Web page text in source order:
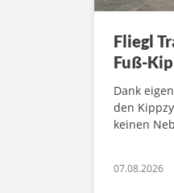
Fliegl
Fuß-
Dank
den
keinen
07.08.2026